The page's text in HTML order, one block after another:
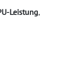
Leistung,